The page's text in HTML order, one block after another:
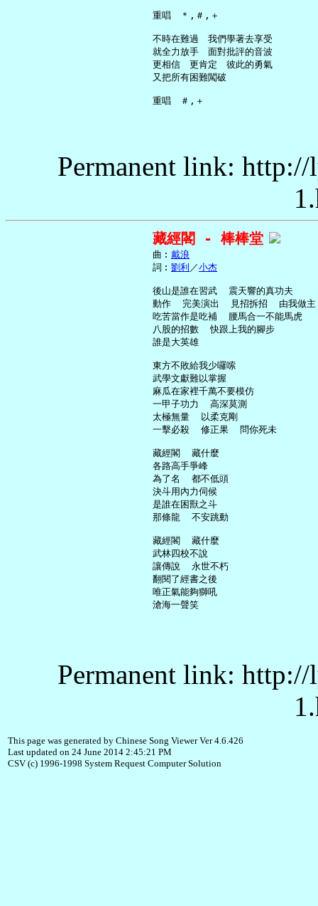
     重唱　＊,＃,＋
     不時在難過　我們學著去享受
     就全力放手　面對批評的音波
     更相信　更肯定　彼此的勇氣
     又把所有困難闖破
Permanent link:
藏經閣 - 棒棒堂
     曲︰
戴浪
     詞︰
劉利 ／小杰
     後山是誰在習武  震天響的真功夫
     動作  完美演出  見招拆招  由我做主
     吃苦當作是吃補  腰馬合一不能馬虎
     八股的招數  快跟上我的腳步
     誰是大英雄
     東方不敗給我少囉嗦
     武學文獻難以掌握
     麻瓜在家裡千萬不要模仿
     一甲子功力  高深莫測
     太極無量  以柔克剛
     一擊必殺  修正果  問你死未
     藏經閣  藏什麼
     各路高手爭峰
     為了名  都不低頭
     決斗用內力伺候
     是誰在困獸之斗
     那條龍  不安跳動
     藏經閣  藏什麼
     武林四校不說
     讓傳說  永世不朽
     翻閱了經書之後
     唯正氣能夠獅吼
Permanent link:
This page was generated by Chinese Song Viewer Ver 4.6.426
Last updated on 24 June 2014 2:45:21 PM
CSV (c) 1996-1998 System Request Computer Solution